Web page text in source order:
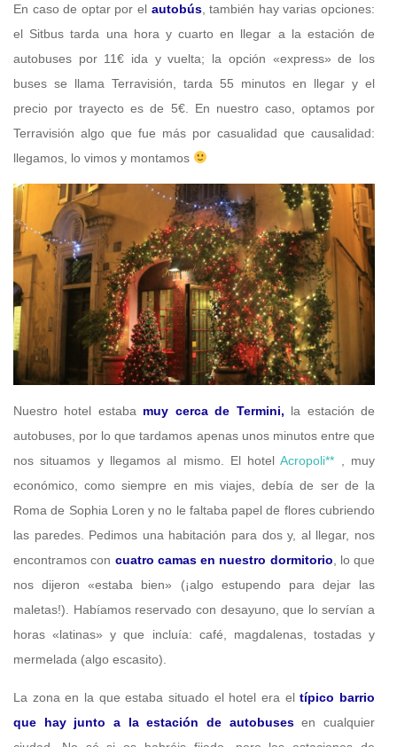
En caso de optar por el autobús, también hay varias opciones:
el Sitbus tarda una hora y cuarto en llegar a la estación de
autobuses por 11€ ida y vuelta; la opción «express» de los
buses se llama Terravisión, tarda 55 minutos en llegar y el
precio por trayecto es de 5€. En nuestro caso, optamos por
Terravisión algo que fue más por casualidad que causalidad:
llegamos, lo vimos y montamos
Nuestro hotel estaba muy cerca de Termini, la estación de
autobuses, por lo que tardamos apenas unos minutos entre que
nos situamos y llegamos al mismo. El hotelAcropoli** , muy
económico, como siempre en mis viajes, debía de ser de la
Roma de Sophia Loren y no le faltaba papel de flores cubriendo
las paredes. Pedimos una habitación para dos y, al llegar, nos
encontramos con cuatro camas en nuestro dormitorio , lo que
nos dijeron «estaba bien» (¡algo estupendo para dejar las
maletas!). Habíamos reservado con desayuno, que lo servían a
horas «latinas» y que incluía: café, magdalenas, tostadas y
mermelada (algo escasito).
La zona en la que estaba situado el hotel era eltípico barrio
que hay junto a la estación de autobuses en cualquier